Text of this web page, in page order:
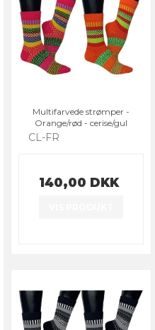
Multifarvede strømper -
Orange/rød - cerise/gul
CL-FR
140,00 DKK